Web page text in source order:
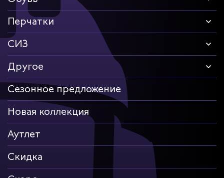
Перчатки
СИЗ
Другое
Сезонное предложение
Новая коллекция
Аутлет
Скидка